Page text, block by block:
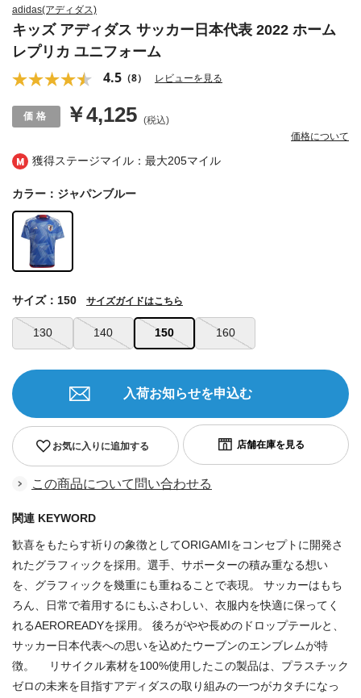
獲得ステージマイル：最大205マイル
adidas(アディダス)
キッズ アディダス サッカー日本代表 2022 ホーム
レプリカ ユニフォーム
4.5 （8） レビューを見る
￥4,125 (税込)
価格について
カラー：ジャパンブルー
130 140 150 160
サイズ：150 サイズガイドはこちら
お気に入りに追加する
入荷お知らせを申込む
この商品について問い合わせる
関連 KEYWORD
歓喜をもたらす祈りの象徴としてORIGAMIをコンセプトに開発さ
れたグラフィックを採用。選手、サポーターの積み重なる想い
を、グラフィックを幾重にも重ねることで表現。 サッカーはもち
ろん、日常で着用するにもふさわしい、衣服内を快適に保ってく
れるAEROREADYを採用。 後ろがやや長めのドロップテールと、
サッカー日本代表への思いを込めたウーブンのエンブレムが特
徴。 リサイクル素材を100%使用したこの製品は、プラスチック
ゼロの未来を目指すアディダスの取り組みの一つがカタチになっ